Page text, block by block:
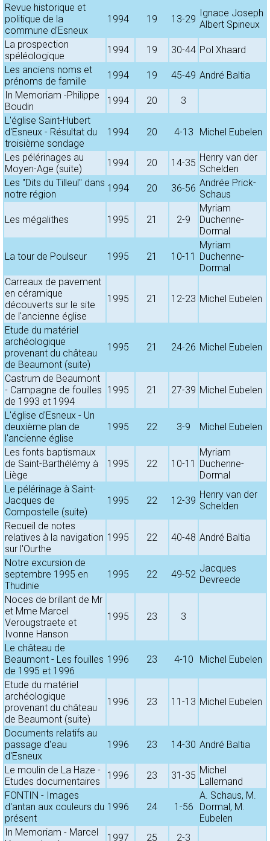
Revue historique et
politique de la
commune d'Esneux
1994 19 13-29
Ignace Joseph
Albert Spineux
La prospection
spéléologique
1994 19 30-44 Pol Xhaard
Les anciens noms et
prénoms de famille
1994 19 45-49 André Baltia
In Memoriam -Philippe
Boudin
1994 20
3
L'église Saint-Hubert
d'Esneux - Résultat du
troisième sondage
1994 20 4-13 Michel Eubelen
Les pélérinages au
Moyen-Age (suite)
1994 20 14-35 Henry van der
Schelden
Les "Dits du Tilleul" dans
notre région
1994 20 36-56 Andrée Prick-
Schaus
Les mégalithes 1995 21 2-9
Myriam
Duchenne-
Dormal
La tour de Poulseur 1995 21 10-11
Myriam
Duchenne-
Dormal
Carreaux de pavement
en céramique
découverts sur le site
de l'ancienne église
1995 21 12-23 Michel Eubelen
Etude du matériel
archéologique
provenant du château
de Beaumont (suite)
1995 21 24-26 Michel Eubelen
Castrum de Beaumont
- Campagne de fouilles
de 1993 et 1994
1995 21 27-39 Michel Eubelen
L'église d'Esneux - Un
deuxième plan de
l'ancienne église
1995 22 3-9 Michel Eubelen
Les fonts baptismaux
de Saint-Barthélémy à
Liège
1995 22 10-11
Myriam
Duchenne-
Dormal
Le pélérinage à Saint-
Jacques de
Compostelle (suite)
1995 22 12-39
Henry van der
Schelden
Recueil de notes
relatives à la navigation
sur l'Ourthe
1995 22 40-48 André Baltia
Notre excursion de
septembre 1995 en
Thudinie
1995 22 49-52
Jacques
Devreede
Noces de brillant de Mr
et Mme Marcel
Verougstraete et
Ivonne Hanson
1995 23 3
Le château de
Beaumont - Les fouilles
de 1995 et 1996
1996 23 4-10 Michel Eubelen
Etude du matériel
archéologique
provenant du château
de Beaumont (suite)
1996 23 11-13 Michel Eubelen
Documents relatifs au
passage d'eau
d'Esneux
1996 23 14-30 André Baltia
Le moulin de La Haze -
Etudes documentaires
1996 23 31-35 Michel
Lallemand
FONTIN - Images
d'antan aux couleurs du
présent
1996 24 1-56
A. Schaus, M.
Dormal, M.
Eubelen
In Memoriam - Marcel
1997 25 2-3